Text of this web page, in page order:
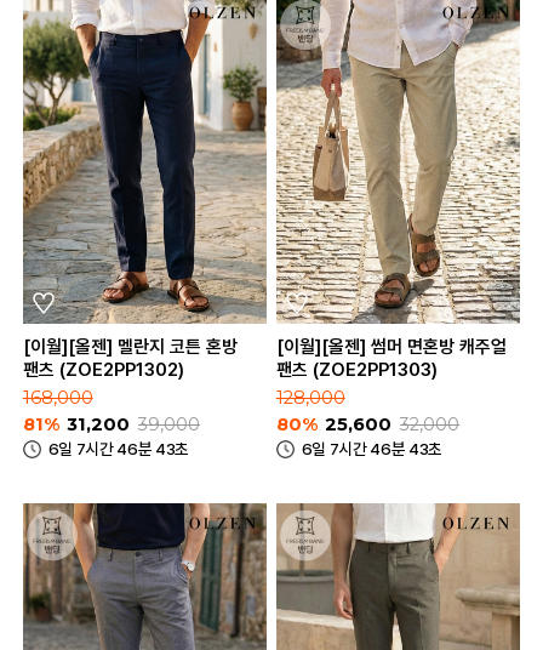
[이월][올젠] 멜란지 코튼 혼방
팬츠 (ZOE2PP1302)
168,000
81% 31,200 39,000
6일 7시간 46분 43초
[이월][올젠] 썸머 면혼방 캐주얼
팬츠 (ZOE2PP1303)
128,000
80% 25,600 32,000
6일 7시간 46분 43초